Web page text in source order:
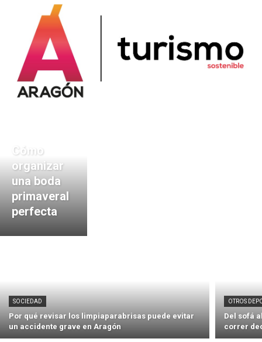
Cómo
organizar
una boda
primaveral
perfecta
SOCIEDAD
Por qué revisar los limpiaparabrisas puede evitar
un accidente grave en Aragón
OTROS
Del sofá
correr